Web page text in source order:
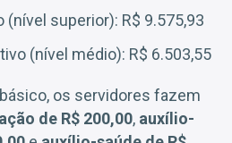
(nível superior): R$ 9.575,93
(nível médio): R$ 6.503,55
os servidores fazem
de R$ 200,00, auxílio-